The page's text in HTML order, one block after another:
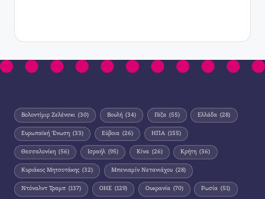
Βολοντίμιρ Ζελένσκι (30) Βουλή (34) Γάζα (55) Ελλάδα (28)
Ευρωπαϊκή Ένωση (33) Εύβοια (26) ΗΠΑ (155)
Θεσσαλονίκη (56) Ισραήλ (95) Κίνα (26) Κρήτη (36)
Κυριάκος Μητσοτάκης (32) Μπενιαμίν Νετανιάχου (28)
Ντόναλντ Τραμπ (137) ΟΗΕ (129) Ουκρανία (70) Ρωσία (51)